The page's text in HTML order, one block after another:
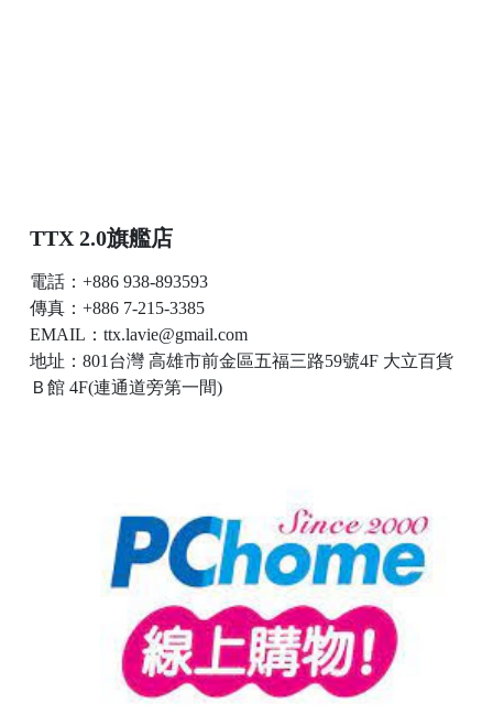
TTX 2.0旗艦店
電話：+886 938-893593
傳真：+886 7-215-3385
EMAIL：ttx.lavie@gmail.com
地址：801台灣 高雄市前金區五福三路59號4F 大立百貨
Ｂ館 4F(連通道旁第一間)